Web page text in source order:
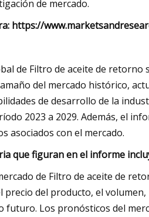
de mercado.
https://
de Filtro de aceite de retorno
del mercado histórico,
de desarrollo de la
2023 a 2029. Además, el
asociados con el mercado.
que figuran en el informe
de Filtro de aceite de
del producto, el
futuro. Los pronósticos del